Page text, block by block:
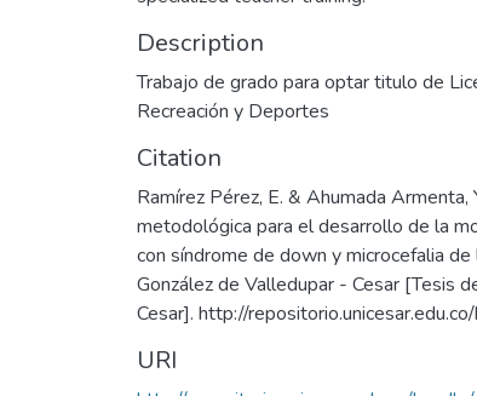
Description
Trabajo de grado para optar titulo de
Recreación y Deportes
Citation
Ramírez Pérez, E. & Ahumada
metodológica para el desarrollo de la
con síndrome de down y microcefalia
González de Valledupar - Cesar [Tesis
Cesar]. http://
URI